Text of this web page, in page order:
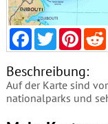
Facebook
Twitter
Beschreibung:
Auf der Karte sind
nationalparks und